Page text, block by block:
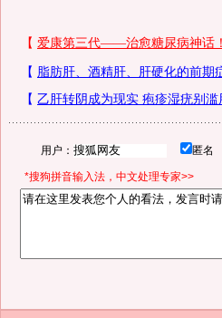
用户： 匿名
*搜狗拼音输入法，中文处理专家>>